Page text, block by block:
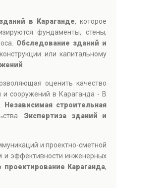
в Караганде, которое
фундаменты, стены,
Обследование зданий и
или капитальному
оценить качество
и сооружений в Караганда - В
Независимая строительная
Экспертиза зданий и
и проектно-сметной
и эффективности инженерных
проектирование Караганда,